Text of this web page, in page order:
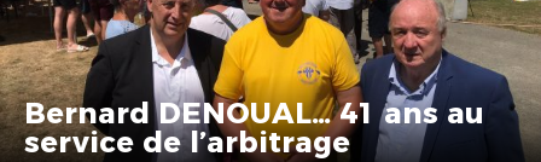
Bernard DENOUAL… 41 ans au
service de l’arbitrage